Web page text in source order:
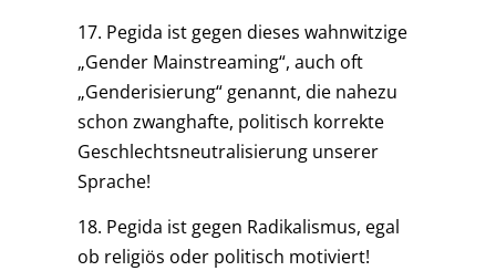
17. Pegida ist gegen dieses wahnwitzige
„Gender Mainstreaming“, auch oft
„Genderisierung“ genannt, die nahezu
schon zwanghafte, politisch korrekte
Geschlechtsneutralisierung unserer
Sprache!
18. Pegida ist gegen Radikalismus, egal
ob religiös oder politisch motiviert!